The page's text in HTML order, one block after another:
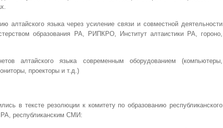
алтайского языка через усиление связи и совместной деятельности
образования РА, РИПКРО, Институт алтаистики РА, гороно,
алтайского языка современным оборудованием (компьютеры,
проекторы и т.д.)
в тексте резолюции к комитету по образованию республиканского
РА, республиканским СМИ: